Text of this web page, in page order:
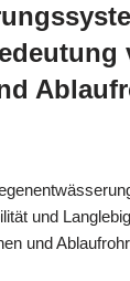
und
und